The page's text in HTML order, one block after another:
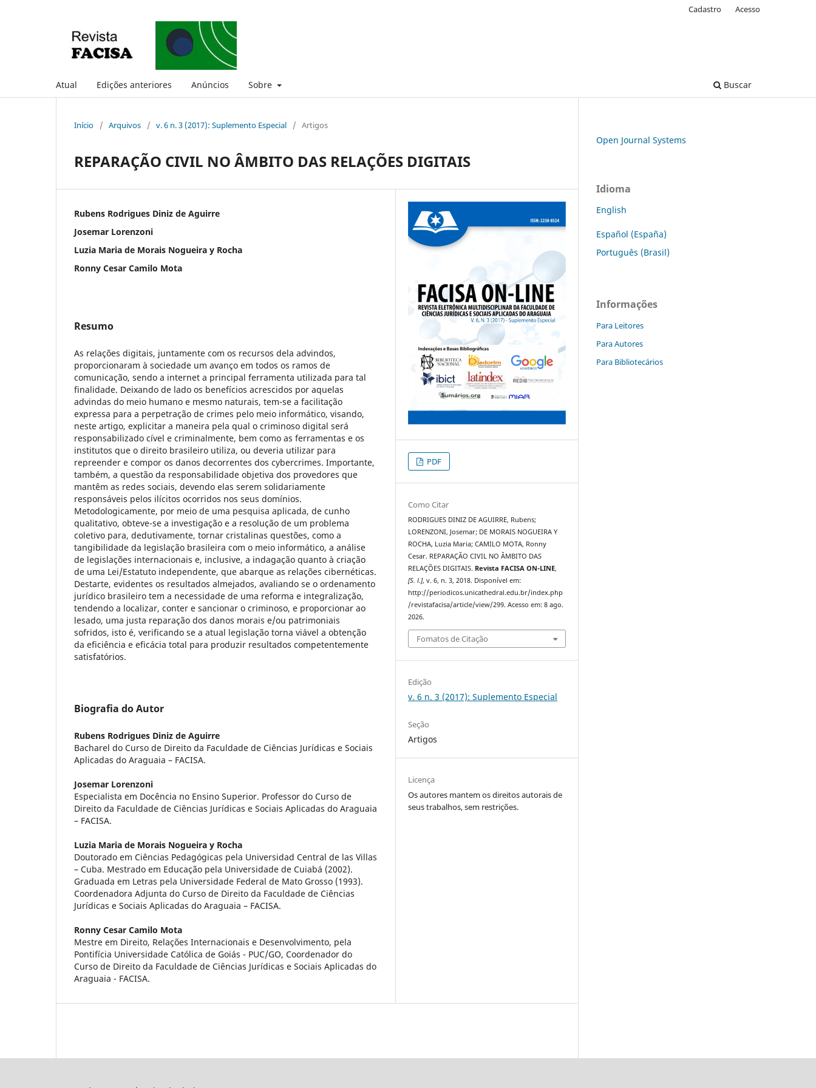
Atual Edições anteriores Anúncios Sobre Buscar
Cadastro Acesso
Início / Arquivos / v. 6 n. 3 (2017): Suplemento Especial / Artigos
REPARAÇÃO CIVIL NO ÂMBITO DAS RELAÇÕES DIGITAIS
Rubens Rodrigues Diniz de Aguirre
Josemar Lorenzoni
Luzia Maria de Morais Nogueira y Rocha
Ronny Cesar Camilo Mota
Resumo
As relações digitais, juntamente com os recursos dela advindos,
proporcionaram à sociedade um avanço em todos os ramos de
comunicação, sendo a internet a principal ferramenta utilizada para tal
finalidade. Deixando de lado os benefícios acrescidos por aquelas
advindas do meio humano e mesmo naturais, tem-se a facilitação
expressa para a perpetração de crimes pelo meio informático, visando,
neste artigo, explicitar a maneira pela qual o criminoso digital será
responsabilizado cível e criminalmente, bem como as ferramentas e os
institutos que o direito brasileiro utiliza, ou deveria utilizar para
repreender e compor os danos decorrentes dos cybercrimes. Importante,
também, a questão da responsabilidade objetiva dos provedores que
mantêm as redes sociais, devendo elas serem solidariamente
responsáveis pelos ilícitos ocorridos nos seus domínios.
Metodologicamente, por meio de uma pesquisa aplicada, de cunho
qualitativo, obteve-se a investigação e a resolução de um problema
coletivo para, dedutivamente, tornar cristalinas questões, como a
tangibilidade da legislação brasileira com o meio informático, a análise
de legislações internacionais e, inclusive, a indagação quanto à criação
de uma Lei/Estatuto independente, que abarque as relações cibernéticas.
Destarte, evidentes os resultados almejados, avaliando se o ordenamento
jurídico brasileiro tem a necessidade de uma reforma e integralização,
tendendo a localizar, conter e sancionar o criminoso, e proporcionar ao
lesado, uma justa reparação dos danos morais e/ou patrimoniais
sofridos, isto é, verificando se a atual legislação torna viável a obtenção
da eficiência e eficácia total para produzir resultados competentemente
satisfatórios.
Biografia do Autor
Rubens Rodrigues Diniz de Aguirre
Bacharel do Curso de Direito da Faculdade de Ciências Jurídicas e Sociais
Aplicadas do Araguaia – FACISA.
Josemar Lorenzoni
Especialista em Docência no Ensino Superior. Professor do Curso de
Direito da Faculdade de Ciências Jurídicas e Sociais Aplicadas do Araguaia
– FACISA.
Luzia Maria de Morais Nogueira y Rocha
Doutorado em Ciências Pedagógicas pela Universidad Central de las Villas
– Cuba. Mestrado em Educação pela Universidade de Cuiabá (2002).
Graduada em Letras pela Universidade Federal de Mato Grosso (1993).
Coordenadora Adjunta do Curso de Direito da Faculdade de Ciências
Jurídicas e Sociais Aplicadas do Araguaia – FACISA.
Ronny Cesar Camilo Mota
Mestre em Direito, Relações Internacionais e Desenvolvimento, pela
Pontifícia Universidade Católica de Goiás - PUC/GO, Coordenador do
Curso de Direito da Faculdade de Ciências Jurídicas e Sociais Aplicadas do
Araguaia - FACISA.
PDF
Como Citar
RODRIGUES DINIZ DE AGUIRRE, Rubens;
LORENZONI, Josemar; DE MORAIS NOGUEIRA Y
ROCHA, Luzia Maria; CAMILO MOTA, Ronny
Cesar. REPARAÇÃO CIVIL NO ÂMBITO DAS
RELAÇÕES DIGITAIS. Revista FACISA ON-LINE,
[S. l.], v. 6, n. 3, 2018. Disponível em:
http://periodicos.unicathedral.edu.br/index.php
/revistafacisa/article/view/299. Acesso em: 8 ago.
2026.
Fomatos de Citação
Edição
v. 6 n. 3 (2017): Suplemento Especial
Seção
Artigos
Licença
Os autores mantem os direitos autorais de
seus trabalhos, sem restrições.
Open Journal Systems
Idioma
English
Español (España)
Português (Brasil)
Informações
Para Leitores
Para Autores
Para Bibliotecários